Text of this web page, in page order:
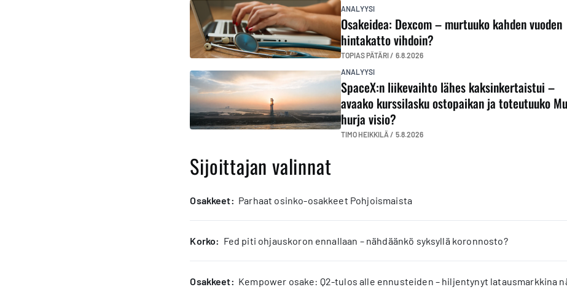
ANALYYSI
Osakeidea: Dexcom – murtuuko kahden vuoden
hintakatto vihdoin?
TOPIAS PÄTÄRI / 6.8.2026
ANALYYSI
SpaceX:n liikevaihto lähes kaksinkertaistui –
avaako kurssilasku ostopaikan ja toteutuuko
hurja visio?
TIMO HEIKKILÄ / 5.8.2026
Sijoittajan valinnat
osakkeet: Parhaat osinko-osakkeet Pohjoismaista
korko: Fed piti ohjauskoron ennallaan – nähdäänkö syksyllä koronnosto?
osakkeet: Kempower osake: Q2-tulos alle ennusteiden – hiljentynyt latausmarkkina